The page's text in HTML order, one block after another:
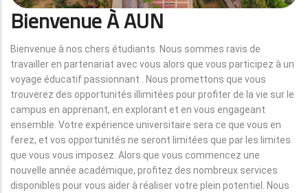
Bienvenue À AUN
Bienvenue à nos chers étudiants. Nous sommes ravis de
travailler en partenariat avec vous alors que vous participez à un
voyage éducatif passionnant . Nous promettons que vous
trouverez des opportunités illimitées pour profiter de la vie sur le
campus en apprenant, en explorant et en vous engageant
ensemble. Votre expérience universitaire sera ce que vous en
ferez, et vos opportunités ne seront limitées que par les limites
que vous vous imposez. Alors que vous commencez une
nouvelle année académique, profitez des nombreux services
disponibles pour vous aider à réaliser votre plein potentiel. Nous